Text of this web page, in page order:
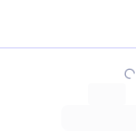
progress_activity